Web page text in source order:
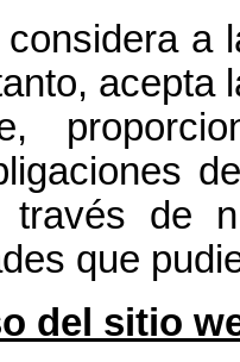
a
acepta
través de
que
del sitio